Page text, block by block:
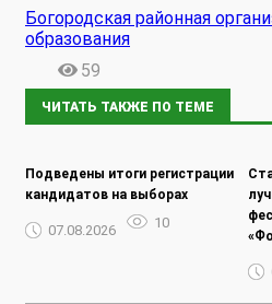
Богородская районная
образования
59
ЧИТАТЬ ТАКЖЕ ПО ТЕМЕ
Подведены итоги регистрации
кандидатов на выборах
07.08.2026 10